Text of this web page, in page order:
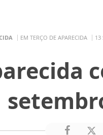
EM TERÇO DE APARECIDA 13